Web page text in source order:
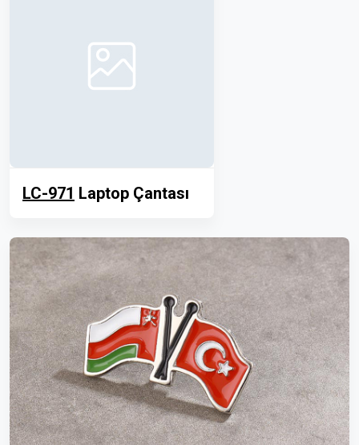
LC-971 Laptop Çantası